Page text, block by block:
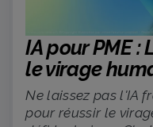
IA pour PME :
le virage
Ne laissez pas l'IA
pour réussir le